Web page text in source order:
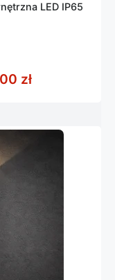
LED IP65
złZakres cen: